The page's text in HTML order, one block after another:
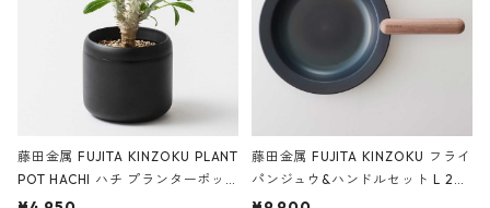
藤田金属 FUJITA KINZOKU PLANT
POT HACHI ハチ プランターポッ
ト 3号 ブラック
藤田金属 FUJITA KINZOKU フライ
パンジュウ&ハンドルセット L 24c
m ガス火・IH対応 鉄フライパン